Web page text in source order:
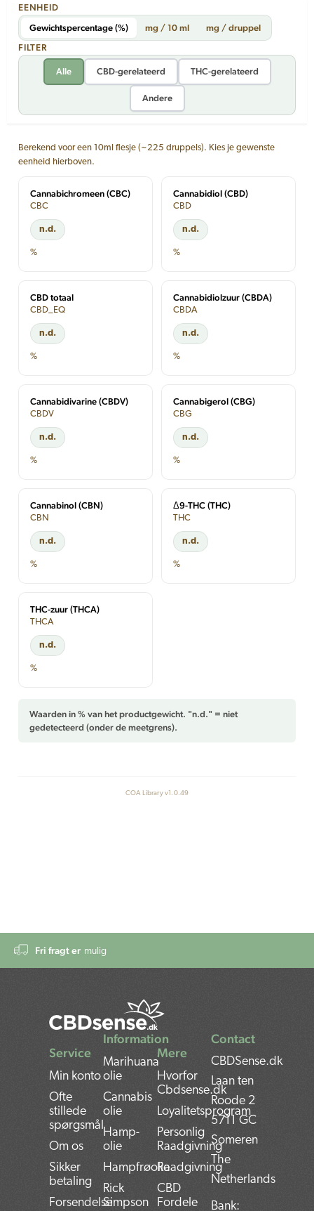
EENHEID
Gewichtspercentage (%)
mg / 10 ml
mg / druppel
FILTER
Alle CBD-gerelateerd THC-gerelateerd
Andere
Berekend voor een 10ml flesje (~225 druppels). Kies je gewenste
eenheid hierboven.
Cannabichromeen (CBC)
CBC
n.d.
%
Cannabidiol (CBD)
CBD
n.d.
%
CBD totaal
CBD_EQ
n.d.
%
Cannabidiolzuur (CBDA)
CBDA
n.d.
%
Cannabidivarine (CBDV)
CBDV
n.d.
%
Cannabigerol (CBG)
CBG
n.d.
%
Cannabinol (CBN)
CBN
n.d.
%
Δ9-THC (THC)
THC
n.d.
%
THC-zuur (THCA)
THCA
n.d.
%
Waarden in % van het productgewicht. "n.d." = niet
gedetecteerd (onder de meetgrens).
COA Library v1.0.49
Fri fragt er mulig
Contact
CBDSense.dk
Laan ten
Roode 2
5711 GC
Someren
The
Netherlands
Bank:
Service
Min konto
Ofte
stillede
spørgsmål
Om os
Sikker
betaling
Forsendelse
Information
Marihuana
olie
Cannabis
olie
Hamp-
olie
Hampfrøolie
Rick
Simpson
Mere
Hvorfor
Cbdsense.dk
Loyalitetsprogram
Personlig
Raadgivning
Raadgivning
CBD
Fordele